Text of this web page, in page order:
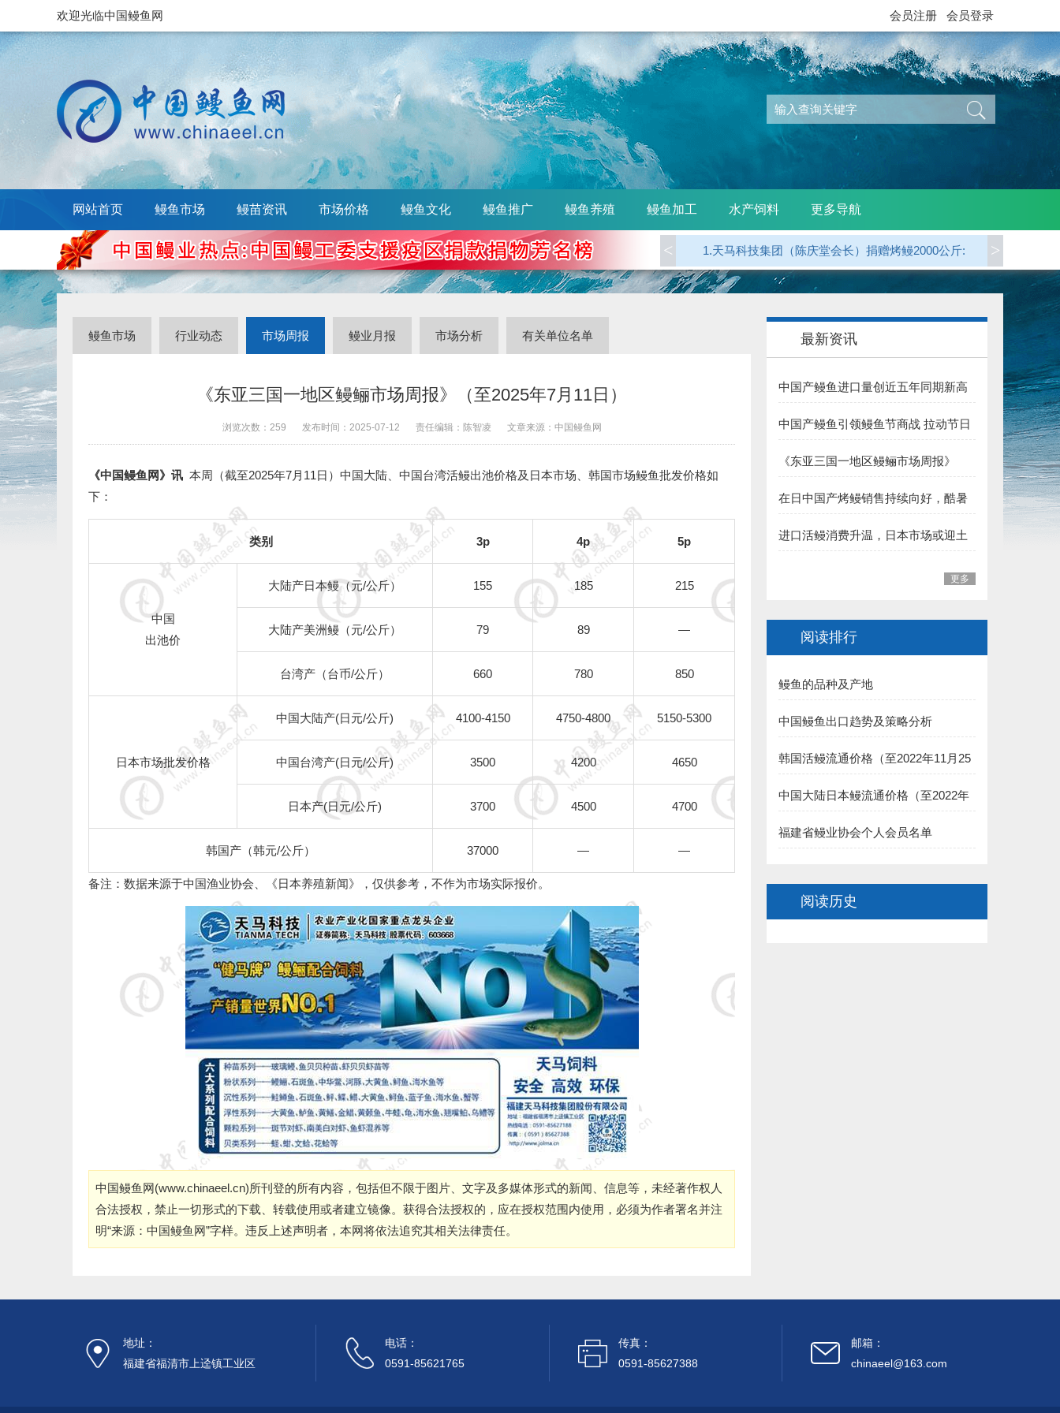
欢迎光临中国鳗鱼网 会员注册 会员登录
网站首页 鳗鱼市场 鳗苗资讯 市场价格 鳗鱼文化 鳗鱼推广 鳗鱼养殖 鳗鱼加工 水产饲料
更多导航
2.广东省鳗业协会 捐赠烤鳗5000公斤:
3.江西西龙公司（天马科技）捐赠烤鳗1000公斤:
4.龙岩 郭贤平副会长 捐赠50000元:
6.长乐 王平雄副会长 捐赠10000元:
福建省鳗业协会:
一、福州市 1.李本华 捐赠50000元:
2.福州 阙院生 捐赠50000元:
3.福州鳗匠餐饮管理有限公司(阮盛泉)捐赠50000元:
4.福建高农饲料有限公司（葛军）捐赠50000元:
5.福州开发区高龙饲料公司 捐赠30000元:
7.福州德远水产有限公司（简新昌）捐赠5000元:
二、长乐市鳗业协会:
1.长乐聚泉食品有限公司(王家思)捐赠100000元:
2.长乐太平洋食品有限公司（黄依龙） 捐赠50000元:
6.福建创源水产养殖有限公司（陈洁如）捐赠1.5万元:
16.长乐 卓秋响 捐赠5000元:
17.福建省泰源养殖有限公司(陈国金)捐赠5000元:
< >
鳗鱼市场 行业动态 市场周报 鳗业月报 市场分析 有关单位名单
《东亚三国一地区鳗鲡市场周报》（至2025年7月11日）
浏览次数： 259 发布时间： 2025-07-12 责任编辑： 陈智凌 文章来源： 中国鳗鱼网
《中国鳗鱼网》讯 本周（截至2025年7月11日）中国大陆、中国台湾活鳗出池价格及日本市场、韩国市场鳗鱼批发价格如
下：
类别 3p 4p 5p
中国
出池价
大陆产日本鳗（元/公斤） 155 185 215
大陆产美洲鳗（元/公斤） 79 89 —
台湾产（台币/公斤） 660 780 850
日本市场批发价格
中国大陆产(日元/公斤) 4100-4150 4750-4800 5150-5300
中国台湾产(日元/公斤) 3500 4200 4650
日本产(日元/公斤) 3700 4500 4700
韩国产（韩元/公斤） 37000 — —
备注：数据来源于中国渔业协会、《日本养殖新闻》，仅供参考，不作为市场实际报价。
中国鳗鱼网(www.chinaeel.cn)所刊登的所有内容，包括但不限于图片、文字及多媒体形式的新闻、信息等，未经著作权人
合法授权，禁止一切形式的下载、转载使用或者建立镜像。获得合法授权的，应在授权范围内使用，必须为作者署名并注
明“来源：中国鳗鱼网”字样。违反上述声明者，本网将依法追究其相关法律责任。
最新资讯
中国产鳗鱼进口量创近五年同期新高
中国产鳗鱼引领鳗鱼节商战 拉动节日
《东亚三国一地区鳗鲡市场周报》
在日中国产烤鳗销售持续向好，酷暑
进口活鳗消费升温，日本市场或迎土
更多
阅读排行
鳗鱼的品种及产地
中国鳗鱼出口趋势及策略分析
韩国活鳗流通价格（至2022年11月25
中国大陆日本鳗流通价格（至2022年
福建省鳗业协会个人会员名单
阅读历史
地址：
福建省福清市上迳镇工业区
电话：
0591-85621765
传真：
0591-85627388
邮箱：
chinaeel@163.com